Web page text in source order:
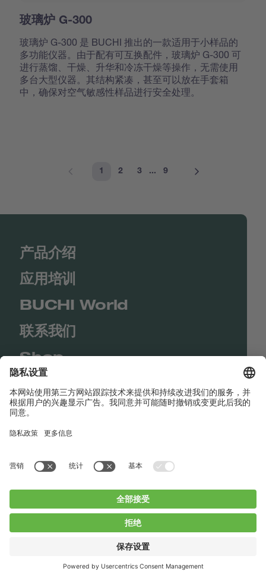
玻璃炉 G-300
玻璃炉 G-300 是 BUCHI 推出的一款适用于小样品的
多功能仪器。由于配有可互换配件，玻璃炉 G-300 可
进行蒸馏、干燥、升华和冷冻干燥等操作，无需使用
多台大型仪器。其结构紧凑，甚至可以放在手套箱
中，确保对空气敏感性样品进行安全处理。
1 2 3 ... 9
产品介绍
应用培训
BUCHI World
联系我们
Shop
Contact us
BUCHI Worldwide
Blogs
Twitter Youtube